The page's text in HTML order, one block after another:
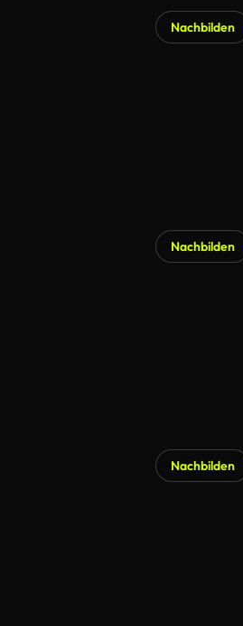
Nachbilden
Nachbilden
Nachbilden